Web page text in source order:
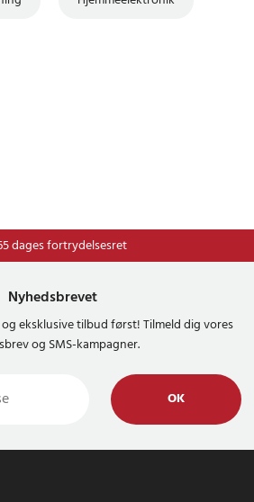
dages fortrydelsesret
betaling med mobilepay og dankort
Nyhedsbrevet
eksklusive tilbud først! Tilmeld dig vores
og SMS-kampagner.
OK